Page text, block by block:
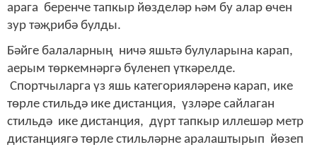
арага беренче тапкыр йөзделәр һәм бу алар өчен
зур тәҗрибә булды.
Бәйге балаларның ничә яшьтә булуларына карап,
аерым төркемнәргә бүленеп үткәрелде.
Спортчыларга үз яшь категорияләренә карап, ике
төрле стильдә ике дистанция, үзләре сайлаган
стильдә ике дистанция, дүрт тапкыр иллешәр метр
дистанциягә төрле стильләрне аралаштырып йөзеп